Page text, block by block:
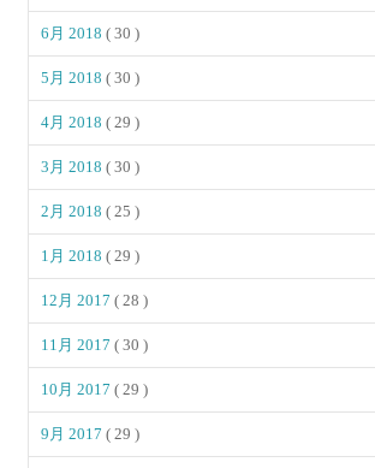
6月 2018( 30 )
5月 2018( 30 )
4月 2018( 29 )
3月 2018( 30 )
2月 2018( 25 )
1月 2018( 29 )
12月 2017( 28 )
11月 2017( 30 )
10月 2017( 29 )
9月 2017( 29 )